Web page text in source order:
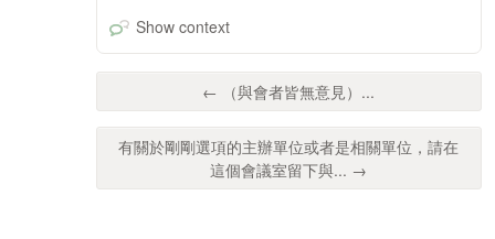
Show context
← （與會者皆無意見）...
有關於剛剛選項的主辦單位或者是相關單位，請在
這個會議室留下與... →